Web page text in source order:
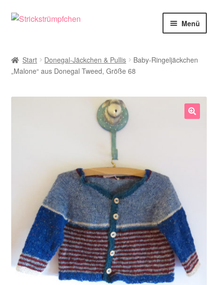
Zur
Zum
Menü
Babysöckchen
Donegal-Jäckchen & Pullis
Über Strickstrümpfchen
Kontakt
Start Donegal-Jäckchen & Pullis
Baby-Ringeljäckchen
„Malone“ aus Donegal Tweed, Größe 68